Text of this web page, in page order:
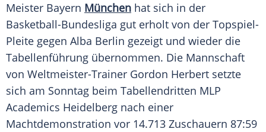
Meister Bayern München hat sich in der
Basketball-Bundesliga gut erholt von der Topspiel-
Pleite gegen Alba Berlin gezeigt und wieder die
Tabellenführung übernommen. Die Mannschaft
von Weltmeister-Trainer Gordon Herbert setzte
sich am Sonntag beim Tabellendritten MLP
Academics Heidelberg nach einer
Machtdemonstration vor 14.713 Zuschauern 87:59